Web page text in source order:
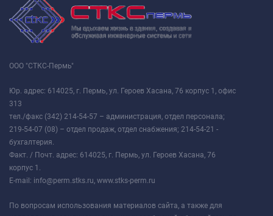
ООО "СТКС-Пермь"
Юр. адрес: 614025, г. Пермь, ул. Героев Хасана, 76 корпус 1, офис
313
тел./факс (342) 214-54-57 – администрация, отдел персонала;
219-54-07 (08) – отдел продаж, отдел снабжения; 214-54-21 -
бухгалтерия.
Факт. / Почт. адрес: 614025, г. Пермь, ул. Героев Хасана, 76
корпус 1.
E-mail: info@perm.stks.ru, www.stks-perm.ru
По вопросам использования материалов сайта, а также для